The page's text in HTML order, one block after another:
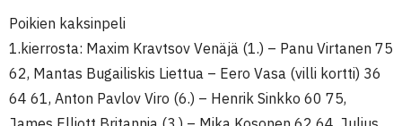
Poikien kaksinpeli
1.kierrosta: Maxim Kravtsov Venäjä (1.) – Panu Virtanen 75
62, Mantas Bugailiskis Liettua – Eero Vasa (villi kortti) 36
64 61, Anton Pavlov Viro (6.) – Henrik Sinkko 60 75,